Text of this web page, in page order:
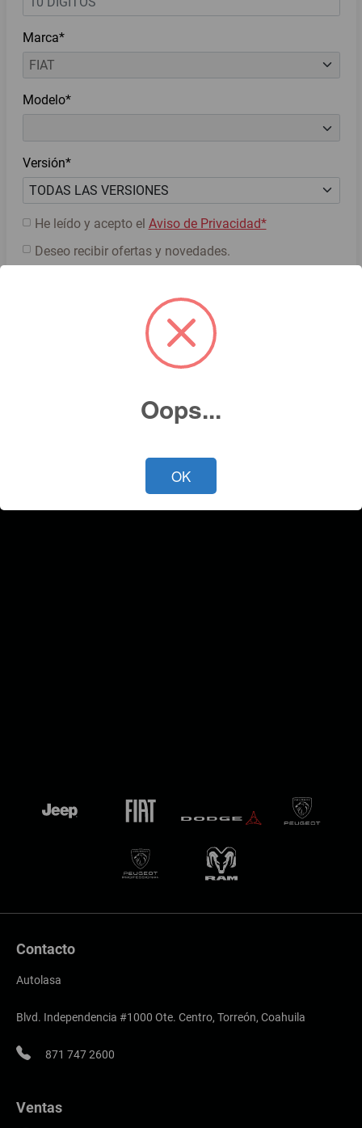
Marca*
Modelo*
Versión*
He leído y acepto el Aviso de Privacidad*
Deseo recibir ofertas y novedades.
Cotiza ahora
Contacto
Autolasa
Blvd. Independencia #1000 Ote. Centro, Torreón, Coahuila
871 747 2600
Ventas
Oops...
OK